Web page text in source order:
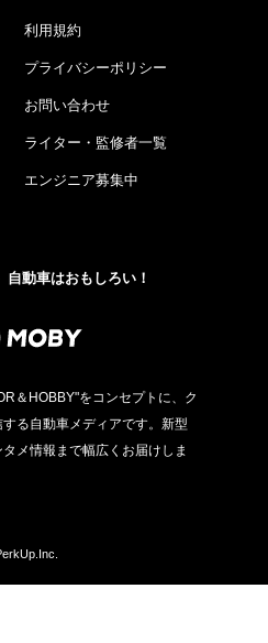
利用規約
プライバシーポリシー
お問い合わせ
ライター・監修者一覧
エンジニア募集中
動車はおもしろい！
＆HOBBY"をコンセプトに、ク
る自動車メディアです。新型
メ情報まで幅広くお届けしま